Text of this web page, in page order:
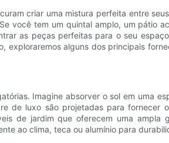
criar uma mistura perfeita entre
você tem um quintal amplo, um pátio
as peças perfeitas para o seu
alguns dos principais
Imagine absorver o sol em uma
de luxo são projetadas para fornecer
de jardim que oferecem uma ampla
ao clima, teca ou alumínio para